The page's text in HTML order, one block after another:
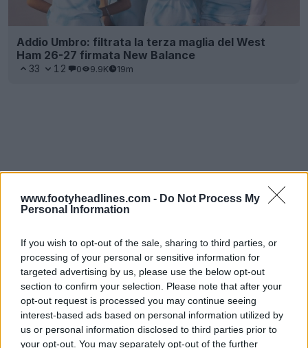
www.footyheadlines.com - Do Not Process My
Personal Information
If you wish to opt-out of the sale, sharing to third parties, or
processing of your personal or sensitive information for
targeted advertising by us, please use the below opt-out
section to confirm your selection. Please note that after your
opt-out request is processed you may continue seeing
interest-based ads based on personal information utilized by
us or personal information disclosed to third parties prior to
your opt-out. You may separately opt-out of the further
Addio Umbro: filtrata la terza maglia del West
Ham 26-27 firmata New Balance
33 12 0 9.9K 19m